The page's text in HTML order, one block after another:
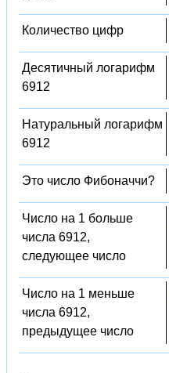
Количество цифр
Десятичный логарифм
6912
Натуральный логарифм
6912
Это число Фибоначчи?
Число на 1 больше
числа 6912,
следующее число
Число на 1 меньше
числа 6912,
предыдущее число